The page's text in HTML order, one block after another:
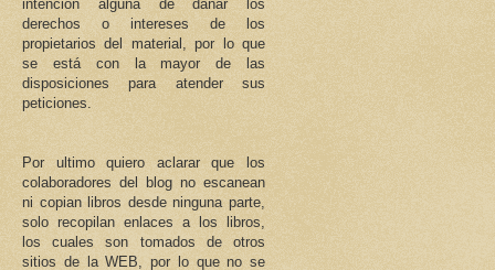
intención alguna de dañar los
derechos o intereses de los
propietarios del material, por lo que
se está con la mayor de las
disposiciones para atender sus
peticiones.
Por ultimo quiero aclarar que los
colaboradores del blog no escanean
ni copian libros desde ninguna parte,
solo recopilan enlaces a los libros,
los cuales son tomados de otros
sitios de la WEB, por lo que no se